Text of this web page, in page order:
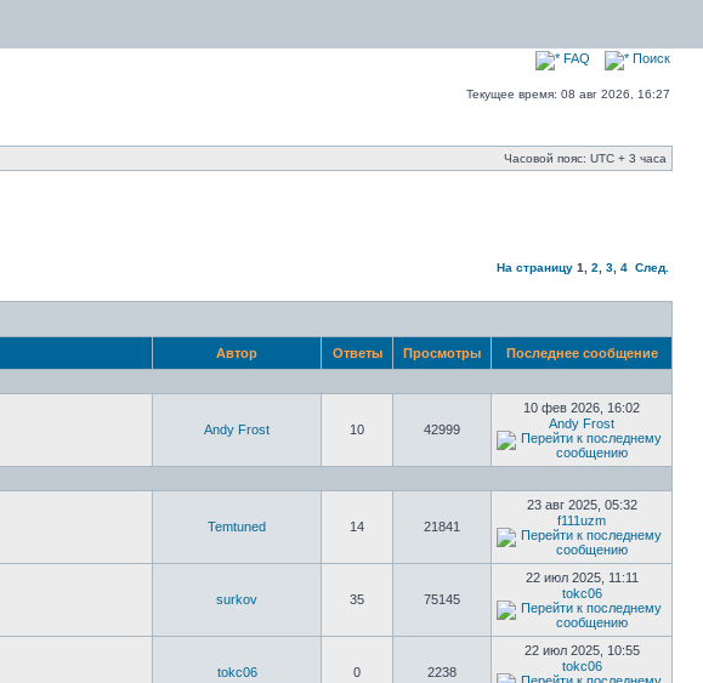
FAQ Поиск
Текущее время: 08 авг 2026, 16:27
Часовой пояс: UTC + 3 часа
На страницу 1 2 3 4 След.
Автор Ответы Просмотры Последнее сообщение
Andy Frost 10 42999
10 фев 2026, 16:02
Andy Frost
Temtuned 14 21841
23 авг 2025, 05:32
f111uzm
surkov 35 75145
22 июл 2025, 11:11
tokc06
tokc06 0 2238
22 июл 2025, 10:55
tokc06